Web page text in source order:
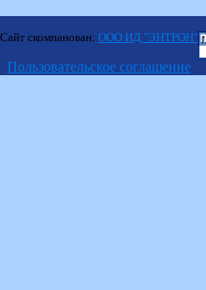
Сайт скомпанован: ООО ИД "ЭНТРОН"
Пользовательское соглашение